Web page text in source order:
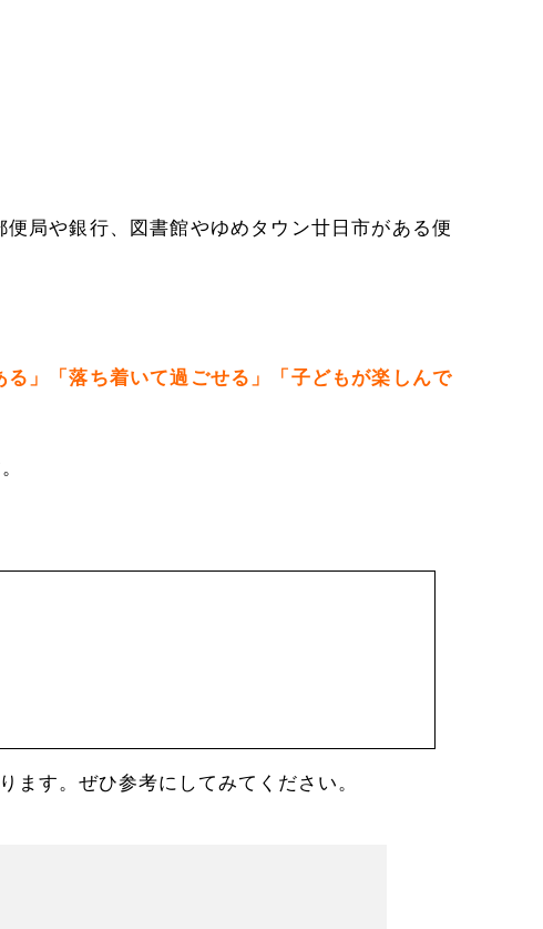
便局や銀行、図書館やゆめタウン廿日市がある便
る」「落ち着いて過ごせる」「子どもが楽しんで
ます。ぜひ参考にしてみてください。